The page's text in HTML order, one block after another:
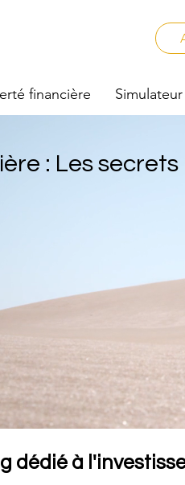
financière
: Les
dédié à